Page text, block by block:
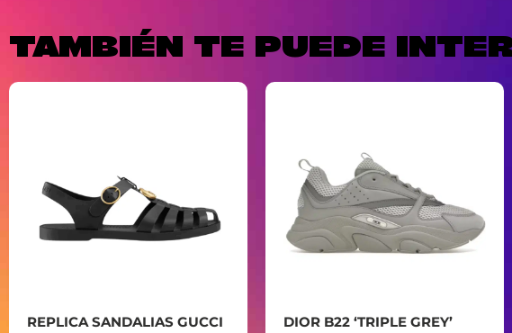
TAMBIÉN TE PUEDE
REPLICA SANDALIAS GUCCI DIOR B22 ‘TRIPLE GREY’